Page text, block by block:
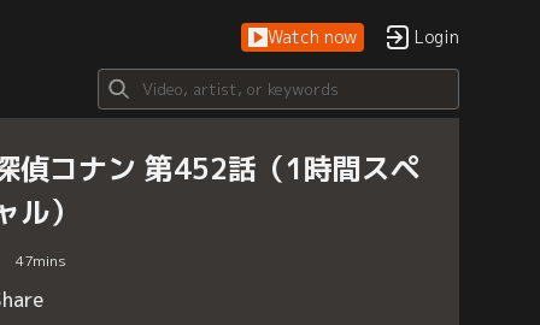
Watch now Login
偵コナン 第452話（1時間スペ
ル）
47mins